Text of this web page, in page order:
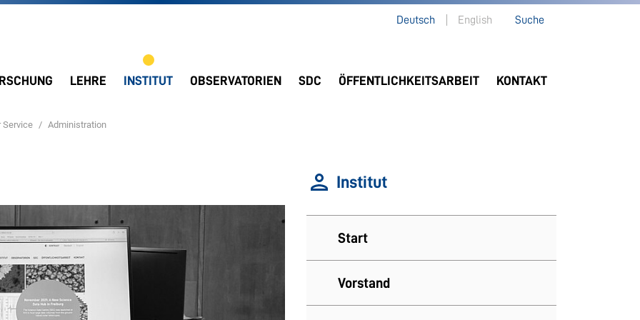
Deutsch English Suche
LEHRE INSTITUT OBSERVATORIEN SDC ÖFFENTLICHKEITSARBEIT KONTAKT
Service Administration
Institut
Start
Vorstand